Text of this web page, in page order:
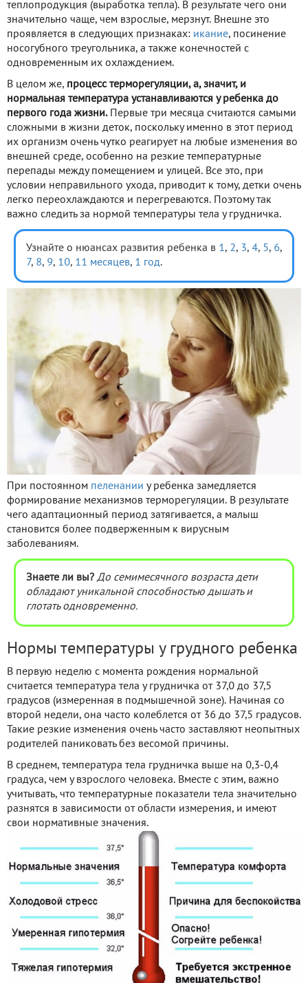
теплопродукция (выработка тепла). В результате чего они
значительно чаще, чем взрослые, мерзнут. Внешне это
проявляется в следующих признаках: икание, посинение
носогубного треугольника, а также конечностей с
одновременным их охлаждением.
В целом же, процесс терморегуляции, а, значит, и
нормальная температура устанавливаются у ребенка до
первого года жизни.
Первые три месяца считаются самыми
сложными в жизни деток, поскольку именно в этот период
их организм очень чутко реагирует на любые изменения во
внешней среде, особенно на резкие температурные
перепады между помещением и улицей. Все это, при
условии неправильного ухода, приводит к тому, детки очень
легко переохлаждаются и перегреваются. Поэтому так
важно следить за нормой температуры тела у грудничка.
Узнайте о нюансах развития ребенка в 1, 2, 3, 4, 5, 6,
7, 8, 9, 10, 11 месяцев, 1 год.
При постоянном пеленании у ребенка замедляется
формирование механизмов терморегуляции. В результате
чего адаптационный период затягивается, а малыш
становится более подверженным к вирусным
заболеваниям.
Знаете ли вы? До семимесячного возраста дети
обладают уникальной способностью дышать и
глотать одновременно.
Нормы температуры у грудного ребенка
В первую неделю с момента рождения нормальной
считается температура тела у грудничка от 37,0 до 37,5
градусов (измеренная в подмышечной зоне). Начиная со
второй недели, она часто колеблется от 36 до 37,5 градусов.
Такие резкие изменения очень часто заставляют неопытных
родителей паниковать без весомой причины.
В среднем, температура тела грудничка выше на 0,3-0,4
градуса, чем у взрослого человека. Вместе с этим, важно
учитывать, что температурные показатели тела значительно
разнятся в зависимости от области измерения, и имеют
свои нормативные значения.